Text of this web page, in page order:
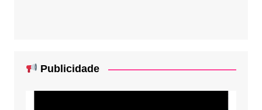
Publicidade